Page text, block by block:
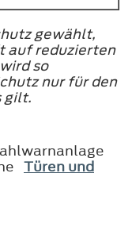
gewählt,
auf reduzierten
so
nur für den
gilt.
Türen und